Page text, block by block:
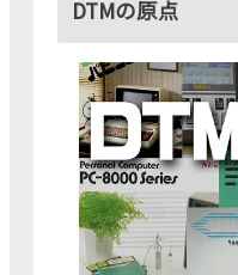
DTMの原点